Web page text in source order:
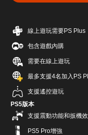
線上遊玩需要PS Plus
包含遊戲內購
需要在線上遊玩
最多支援4名加入PS
支援遙控遊玩
PS5版本
支援震動功能和扳機
PS5 Pro增強